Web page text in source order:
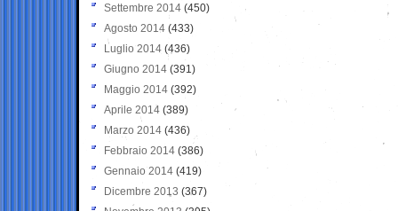
Settembre 2014 (450)
Agosto 2014 (433)
Luglio 2014 (436)
Giugno 2014 (391)
Maggio 2014 (392)
Aprile 2014 (389)
Marzo 2014 (436)
Febbraio 2014 (386)
Gennaio 2014 (419)
Dicembre 2013 (367)